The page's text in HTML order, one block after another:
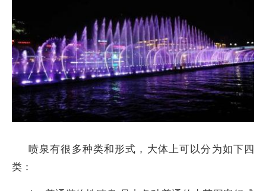
喷泉有很多种类和形式，大体上可以分为如下四
类：